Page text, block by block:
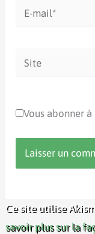
Site
Vous abonner
Ce site utilise
savoir plus sur la